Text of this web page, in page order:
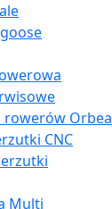
rowerów Orbea
CNC
Multi